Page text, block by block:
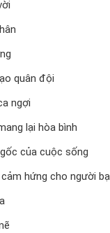
quân đội
ngợi
lại hòa bình
của cuộc sống
cảm hứng cho người